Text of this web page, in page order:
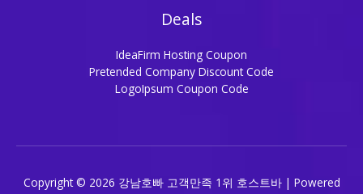
Deals
IdeaFirm Hosting Coupon
Pretended Company Discount Code
LogoIpsum Coupon Code
Copyright © 2026 강남호빠 고객만족 1위 호스트바 | Powered